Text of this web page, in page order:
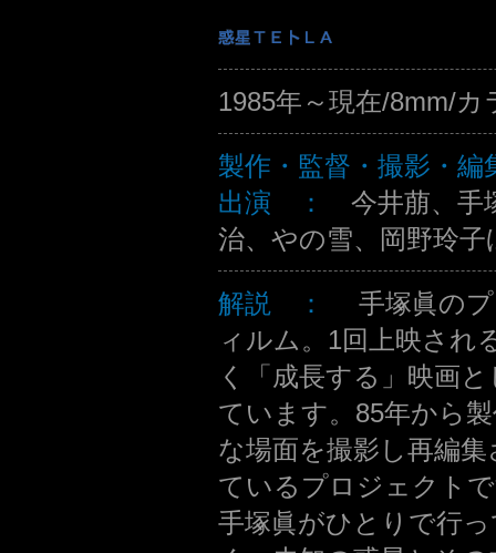
1985年～現在/8mm/
製作・監督・撮影
出演 ： 今井萠、手
治、やの雪、岡野玲子
解説 ：
手塚眞の
ィルム。1回上映され
く「成長する」映画
ています。85年から
な場面を撮影し再編
ているプロジェクト
手塚眞がひとりで行